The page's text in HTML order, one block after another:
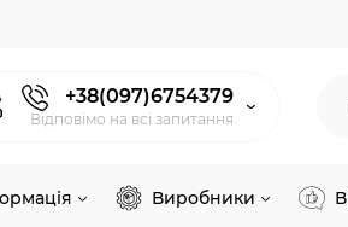
+38(097)6754379
Відповімо на всі запитання
Виробники